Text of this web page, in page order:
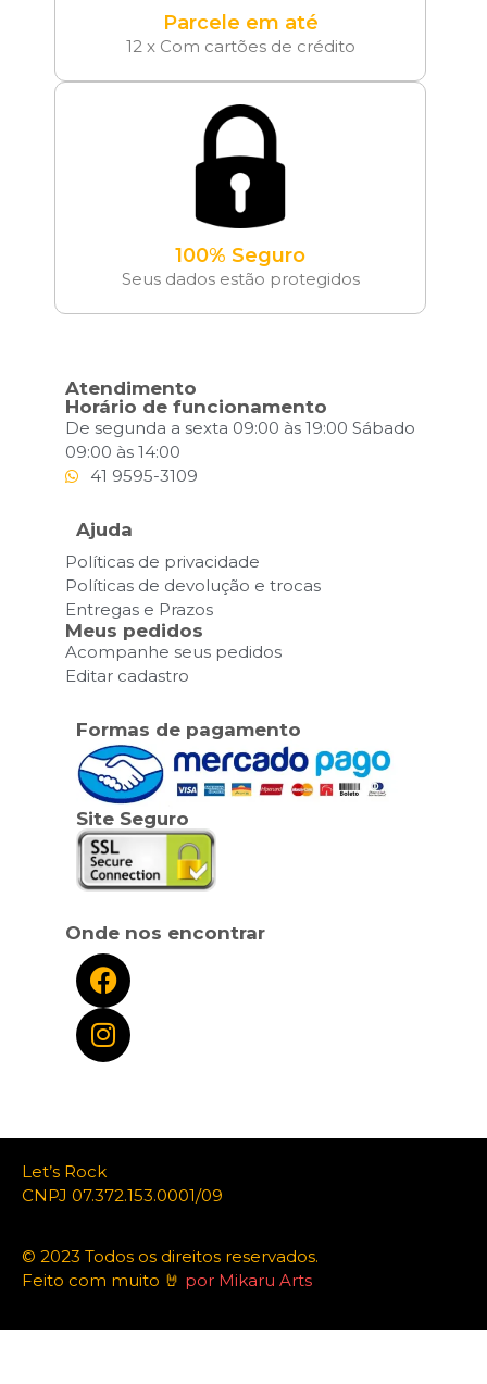
Parcele em até
12 x Com cartões de crédito
100% Seguro
Seus dados estão protegidos
Atendimento
Horário de funcionamento
De segunda a sexta 09:00 às 19:00 Sábado
09:00 às 14:00
41 9595-3109
Ajuda
Políticas de privacidade
Políticas de devolução e trocas
Entregas e Prazos
Meus pedidos
Acompanhe seus pedidos
Editar cadastro
Formas de pagamento
Site Seguro
Onde nos encontrar
Let’s Rock
CNPJ 07.372.153.0001/09
© 2023 Todos os direitos reservados.
Feito com muito 🤘 por Mikaru Arts